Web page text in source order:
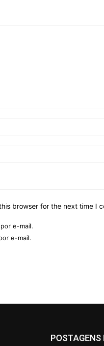
browser for the next time I
e-mail.
e-mail.
POSTAGENS